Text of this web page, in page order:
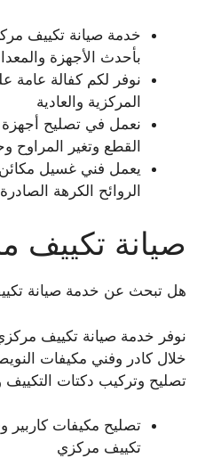
خدمة صيانة تكييف
بأحدث الأجهزة
نوفر لكم كفالة عامة
المركزية والعادية
نعمل في تصليح أجهزة
القطع وتغير المراوح
يعمل فني غسيل
الروائح الكرهة
صيانة تكييف
هل تبحث عن خدمة صيانة
نوفر خدمة صيانة تكييف
خلال كادر وفني مكيفات
تصليح وتركيب دكتات
تصليح مكيفات
تكييف مركزي